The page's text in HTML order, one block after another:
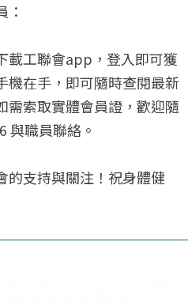
：
載工聯會app，登入即可獲
機在手，即可隨時查閱最新
需索取實體會員證，歡迎隨
與職員聯絡。
的支持與關注！祝身體健